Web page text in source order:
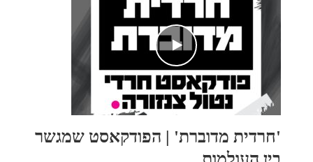
'חרדית מדוברת' | הפודקאסט שמגשר